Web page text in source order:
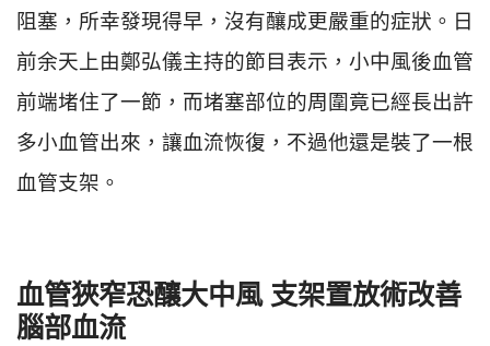
阻塞，所幸發現得早，沒有釀成更嚴重的症狀。日
前余天上由鄭弘儀主持的節目表示，小中風後血管
前端堵住了一節，而堵塞部位的周圍竟已經長出許
多小血管出來，讓血流恢復，不過他還是裝了一根
血管支架。
血管狹窄恐釀大中風 支架置放術改善
腦部血流